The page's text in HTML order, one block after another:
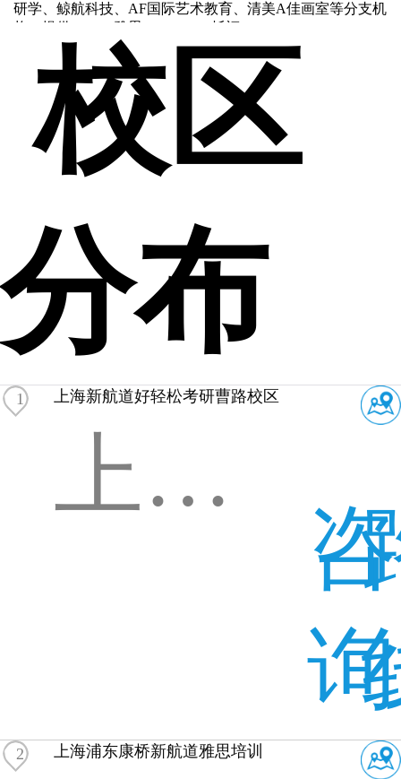
研学、鲸航科技、AF国际艺术教育、清美A佳画室等分支机
构，提供IELTS(雅思)、TOEFL(托福)、GRE、GMAT、SAT、
ACT、AP、
SSAT、留学英语能力预备课程和外教口语等优质
出国考试培训课程。
校区
分布
1 上海新航道好轻松考研曹路校区
上海浦东新区金海路
咨
询
2 上海浦东康桥新航道雅思培训